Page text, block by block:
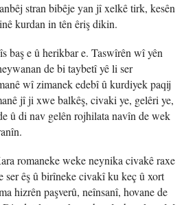
stran bibêje yan jî xelkê tirk, kesên
kurdan in tên êriş dikin.
baş e û herikbar e. Taswîrên wî yên
de bi taybetî yê li ser
wî zimanek edebî û kurdiyek paqij
jî ji xwe balkêş, civaki ye, gelêri ye,
û di nav gelên rojhilata navîn de wek
romaneke weke neynika civakê raxe
ser êş û birîneke civakî ku keç û xort
hizrên paşverû, neînsanî, hovane de